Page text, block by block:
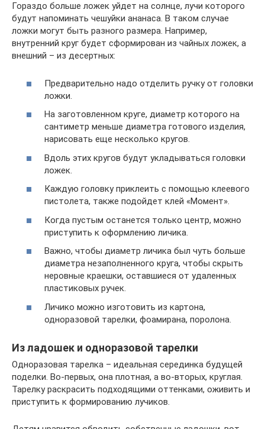
Гораздо больше ложек уйдет на солнце, лучи которого
будут напоминать чешуйки ананаса. В таком случае
ложки могут быть разного размера. Например,
внутренний круг будет сформирован из чайных ложек, а
внешний – из десертных:
Предварительно надо отделить ручку от головки
ложки.
На заготовленном круге, диаметр которого на
сантиметр меньше диаметра готового изделия,
нарисовать еще несколько кругов.
Вдоль этих кругов будут укладываться головки
ложек.
Каждую головку приклеить с помощью клеевого
пистолета, также подойдет клей «Момент».
Когда пустым останется только центр, можно
приступить к оформлению личика.
Важно, чтобы диаметр личика был чуть больше
диаметра незаполненного круга, чтобы скрыть
неровные краешки, оставшиеся от удаленных
пластиковых ручек.
Личико можно изготовить из картона,
одноразовой тарелки, фоамирана, поролона.
Из ладошек и одноразовой тарелки
Одноразовая тарелка – идеальная серединка будущей
поделки. Во-первых, она плотная, а во-вторых, круглая.
Тарелку раскрасить подходящими оттенками, оживить и
приступить к формированию лучиков.